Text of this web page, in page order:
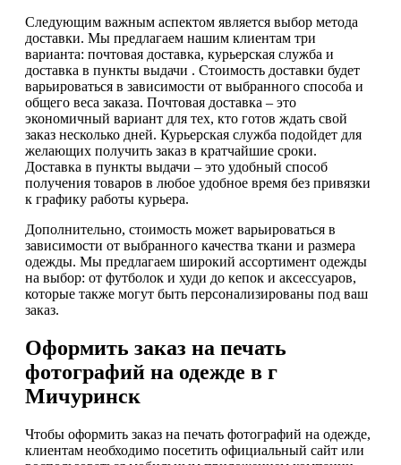
Следующим важным аспектом является выбор метода
доставки. Мы предлагаем нашим клиентам три
варианта: почтовая доставка, курьерская служба и
доставка в пункты выдачи . Стоимость доставки будет
варьироваться в зависимости от выбранного способа и
общего веса заказа. Почтовая доставка – это
экономичный вариант для тех, кто готов ждать свой
заказ несколько дней. Курьерская служба подойдет для
желающих получить заказ в кратчайшие сроки.
Доставка в пункты выдачи – это удобный способ
получения товаров в любое удобное время без привязки
к графику работы курьера.
Дополнительно, стоимость может варьироваться в
зависимости от выбранного качества ткани и размера
одежды. Мы предлагаем широкий ассортимент одежды
на выбор: от футболок и худи до кепок и аксессуаров,
которые также могут быть персонализированы под ваш
заказ.
Оформить заказ на печать
фотографий на одежде в г
Мичуринск
Чтобы оформить заказ на печать фотографий на одежде,
клиентам необходимо посетить официальный сайт или